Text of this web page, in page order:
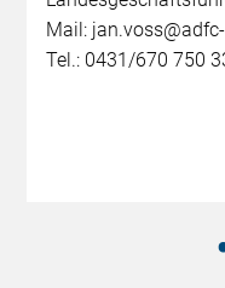
Mail:
Tel.: 0431/670 750